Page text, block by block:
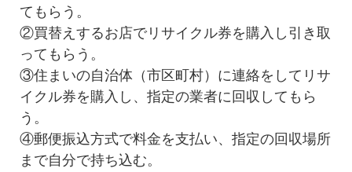
てもらう。
②買替えするお店でリサイクル券を購入し引き取
ってもらう。
③住まいの自治体（市区町村）に連絡をしてリサ
イクル券を購入し、指定の業者に回収してもら
う。
④郵便振込方式で料金を支払い、指定の回収場所
まで自分で持ち込む。